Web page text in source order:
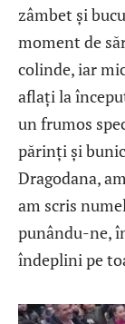
zâmbet și
moment de
colinde, iar
aflați la
un frumos
părinți și
Dragodana,
am scris
punându-ne,
îndeplini pe